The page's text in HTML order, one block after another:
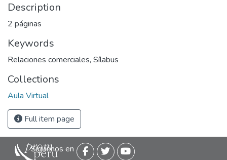
Description
2 páginas
Keywords
Relaciones comerciales, Sílabus
Collections
Aula Virtual
Full item page
Siguenos en